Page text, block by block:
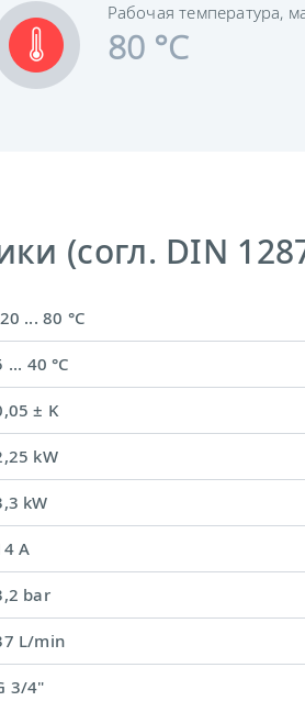
Рабочая температура,
80 °C
(согл. DIN
... 80 °C
... 40 °C
± K
kW
kW
A
bar
L/min
3/4"